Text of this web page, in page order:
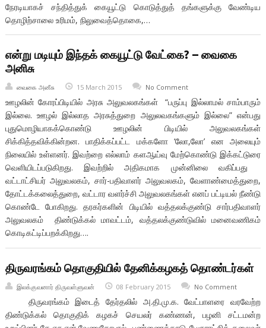
நேரடியாகச் சந்தித்துக் கையூட்டு கொடுத்துத் தங்களுக்கு வேண்டிய
தொழிற்சாலை உரிமம், நிலுவைத்தொகை,…
என்று மடியும் இந்தக் கையூட்டு வேட்கை? – வைகை
அனிசு
வைகை அனீசு 15 March 2015 No Comment
ஊழலின் கோரப்பிடியில் அரசு அலுவலகங்கள் “பருப்பு இல்லாமல் சாம்பாரும்
இல்லை. ஊழல் இல்லாத அரசுத்துறை அலுலவகங்களும் இல்லை” என்பது
புதுமொழியாகக்கொண்டு ஊழலின் பிடியில் அலுவலகங்கள்
சிக்கித்தவிக்கின்றன. பாதிக்கப்பட்ட மக்களோ ‘லோ,லோ’ என அலையும்
நிலையில் உள்ளனர். இவற்றை எல்லாம் களஆய்வு மேற்கொண்டு இக்கட்டுரை
வெளியிடப்படுகிறது. இவற்றில் அதிகமாக முன்னிலை வகிப்பது
வட்டாட்சியர் அலுவலகம், சார்-பதிவாளர் அலுவலகம், வேளாண்மைத்துறை,
தோட்டக்கலைத்துறை, வட்டார வளர்ச்சி அலுவலகங்கள் எனப் பட்டியல் நீண்டு
கொண்டே போகிறது. தரகர்களின் பிடியில் வத்தலக்குண்டு சார்பதிவாளர்
அலுவலகம் திண்டுக்கல் மாவட்டம், வத்தலக்குண்டுவில் மனைவணிகம்
கொடிகட்டிப்பறக்கிறது….
திருவரங்கம் தொகுதியில் தேனிக்கழகத் தொண்டர்கள்
இலக்குவனார் திருவள்ளுவன் 08 February 2015 No Comment
திருவரங்கம் இடைத் தேர்தலில் அ.தி.மு.க. வேட்பாளரை வரவேற்ற
திண்டுக்கல் தொகுதிக் கழகச் செயலர் கண்ணன், பழனி சட்டமன்ற